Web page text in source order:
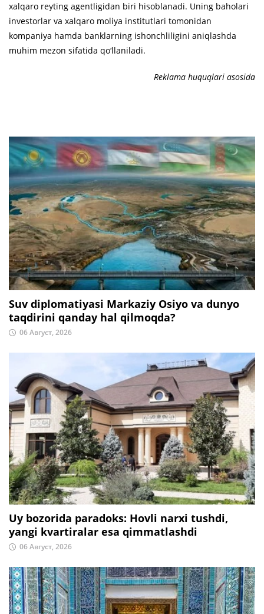
xalqaro reyting agentligidan biri hisoblanadi. Uning baholari
investorlar va xalqaro moliya institutlari tomonidan
kompaniya hamda banklarning ishonchliligini aniqlashda
muhim mezon sifatida qo‘llaniladi.
Reklama huquqlari asosida
Suv diplomatiyasi Markaziy Osiyo va dunyo
taqdirini qanday hal qilmoqda?
06 Август, 2026
Uy bozorida paradoks: Hovli narxi tushdi,
yangi kvartiralar esa qimmatlashdi
06 Август, 2026